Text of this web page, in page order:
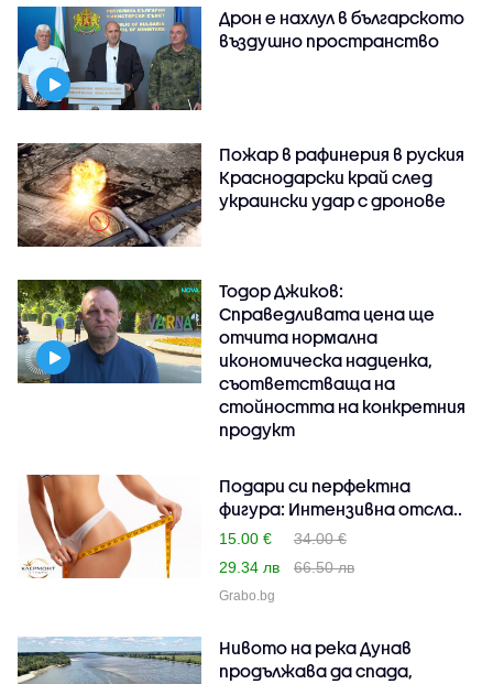
Дрон е нахлул в българското
въздушно пространство
Пожар в рафинерия в руския
Краснодарски край след
украински удар с дронове
Тодор Джиков:
Справедливата цена ще
отчита нормална
икономическа надценка,
съответстваща на
стойността на конкретния
продукт
Подари си перфектна
фигура: Интензивна отсла..
15.00 €
34.00 €
29.34 лв
66.50 лв
Grabo.bg
Нивото на река Дунав
продължава да спада,